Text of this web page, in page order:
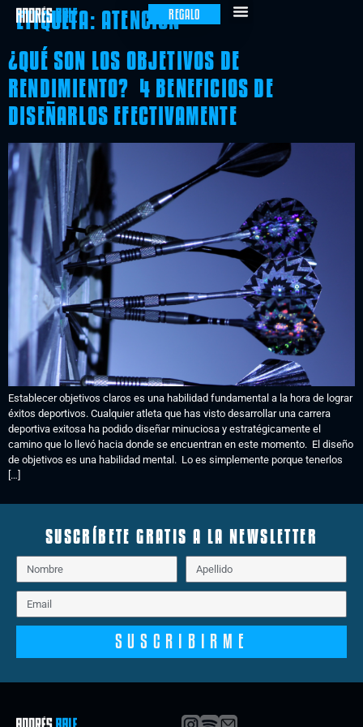
REGALO
ETIQUETA: ATENCION
¿QUÉ SON LOS OBJETIVOS DE
RENDIMIENTO? 4 BENEFICIOS DE
DISEÑARLOS EFECTIVAMENTE
Establecer objetivos claros es una habilidad fundamental a la hora de lograr
éxitos deportivos. Cualquier atleta que has visto desarrollar una carrera
deportiva exitosa ha podido diseñar minuciosa y estratégicamente el
camino que lo llevó hacia donde se encuentran en este momento. El diseño
de objetivos es una habilidad mental. Lo es simplemente porque tenerlos
[…]
SUSCRÍBETE GRATIS A LA NEWSLETTER
SUSCRIBIRME